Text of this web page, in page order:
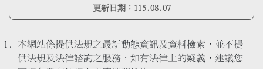
更新日期： 115.08.07
本網站係提供法規之最新動態資訊及資料檢索，並不提
供法規及法律諮詢之服務，如有法律上的疑義，建議您